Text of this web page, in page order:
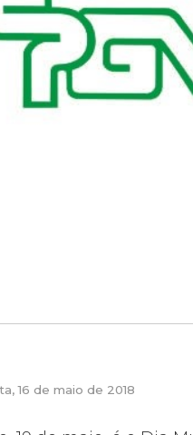
16 de maio de 2018